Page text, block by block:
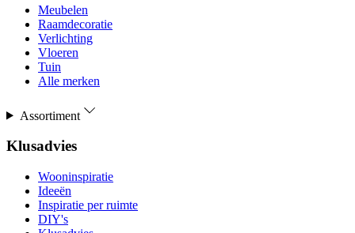
Meubelen
Raamdecoratie
Verlichting
Vloeren
Tuin
Alle merken
Assortiment
Klusadvies
Wooninspiratie
Ideeën
Inspiratie per ruimte
DIY's